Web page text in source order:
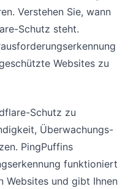
Verstehen Sie, wann
Schutz steht.
Websites zu
Schutz zu
Überwachungs-
PingPuffins
funktioniert
Websites und gibt Ihnen